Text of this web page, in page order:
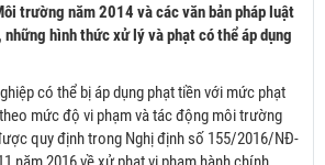
trường năm 2014 và các văn bản pháp luật
hình thức xử lý và phạt có thể áp dụng
có thể bị áp dụng phạt tiền với mức phạt
mức độ vi phạm và tác động môi trường
quy định trong Nghị định số 155/2016/NĐ-